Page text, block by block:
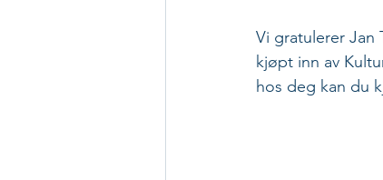
Vi gratulerer
kjøpt inn av
hos deg kan du